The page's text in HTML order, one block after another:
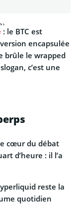
: le BTC est
encapsulée
brûle le wrapped
c’est une
cœur du débat
d’heure : il l’a
reste la
quotidien